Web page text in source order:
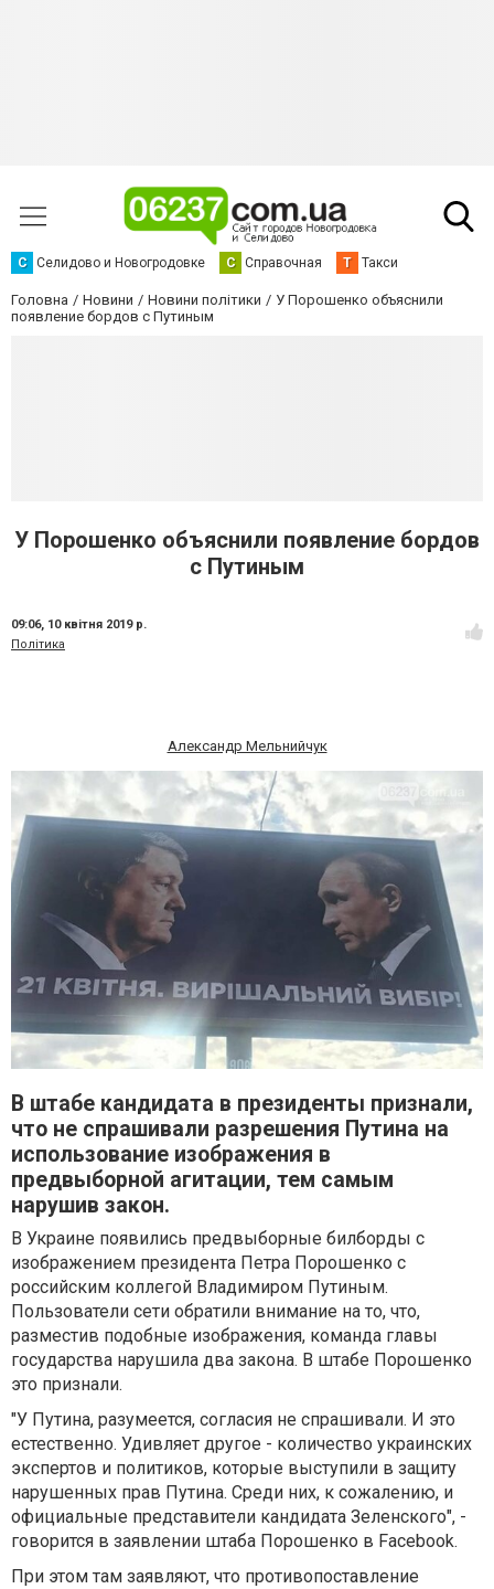
С Селидово и Новогродовке С Справочная Т Такси
Головна Новини Новини політики
У Порошенко объяснили
появление бордов с Путиным
У Порошенко объяснили появление бордов
с Путиным
09:06, 10 квітня 2019 р.
Політика
Александр Мельнийчук
В штабе кандидата в президенты признали,
что не спрашивали разрешения Путина на
использование изображения в
предвыборной агитации, тем самым
нарушив закон.
В Украине появились предвыборные билборды с
изображением президента Петра Порошенко с
российским коллегой Владимиром Путиным.
Пользователи сети обратили внимание на то, что,
разместив подобные изображения, команда главы
государства нарушила два закона. В штабе Порошенко
это признали.
"У Путина, разумеется, согласия не спрашивали. И это
естественно. Удивляет другое - количество украинских
экспертов и политиков, которые выступили в защиту
нарушенных прав Путина. Среди них, к сожалению, и
официальные представители кандидата Зеленского", -
говорится в заявлении штаба Порошенко в Facebook.
При этом там заявляют, что противопоставление